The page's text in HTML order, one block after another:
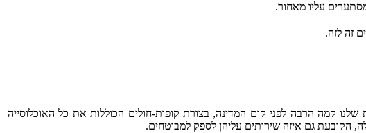
עליו מאחור.
זה לזה.
קמה הרבה לפני קום המדינה, בצורת קופות-חולים הכוללות את כל האוכלוסייה
הקובעת גם איזה שירותים עליהן לספק למבוטחים.